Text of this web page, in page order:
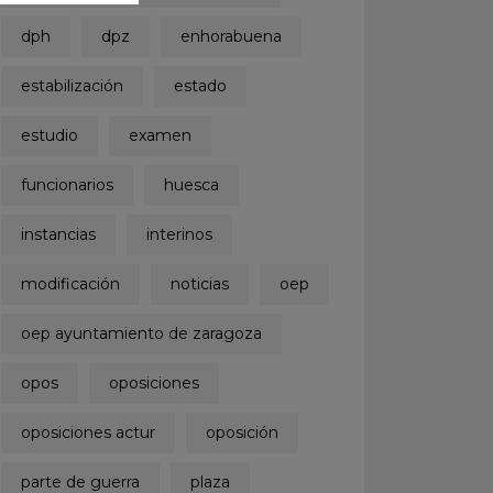
dph dpz enhorabuena
estabilización estado
estudio examen
funcionarios huesca
instancias interinos
modificación noticias oep
oep ayuntamiento de zaragoza
opos oposiciones
oposiciones actur oposición
parte de guerra plaza